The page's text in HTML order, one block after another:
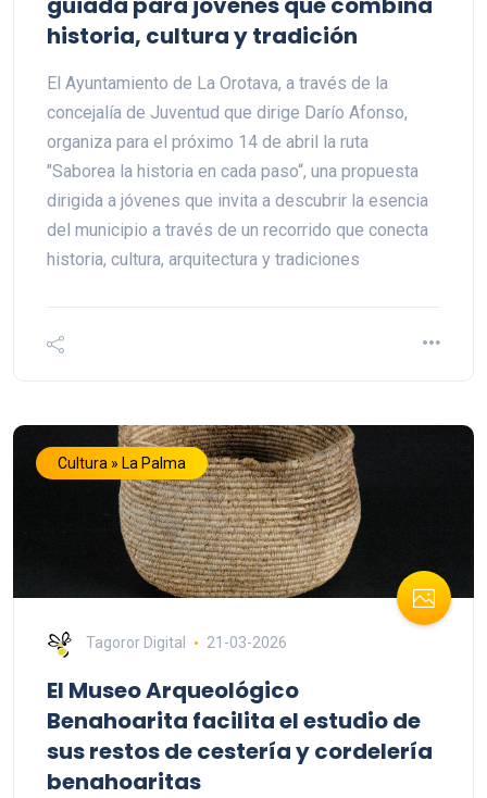
historia, cultura y tradición
El Ayuntamiento de La Orotava, a través de la
concejalía de Juventud que dirige Darío Afonso,
organiza para el próximo 14 de abril la ruta
"Saborea la historia en cada paso“, una propuesta
dirigida a jóvenes que invita a descubrir la esencia
del municipio a través de un recorrido que conecta
historia, cultura, arquitectura y tradiciones
Cultura » La Palma
Tagoror Digital 21-03-2026
El Museo Arqueológico
Benahoarita facilita el estudio de
sus restos de cestería y cordelería
benahoaritas